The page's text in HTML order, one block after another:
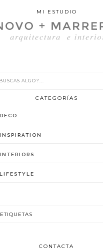
MI ESTUDIO
CATEGORÍAS
DECO
INSPIRATION
INTERIORS
LIFESTYLE
CONTACTA